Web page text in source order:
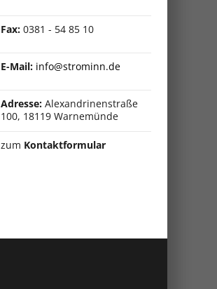
Fax: 0381 - 54 85 10
E-Mail: info@strominn.de
Adresse: Alexandrinenstraße
100, 18119 Warnemünde
zum Kontaktformular